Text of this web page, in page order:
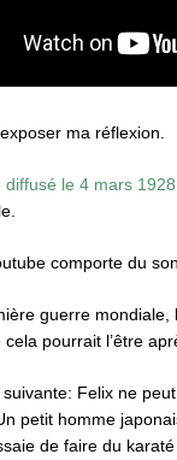
ma réflexion.
diffusé le 4 mars 1928
comporte du
guerre mondiale,
pourrait l’être
suivante: Felix ne
petit homme
de faire du